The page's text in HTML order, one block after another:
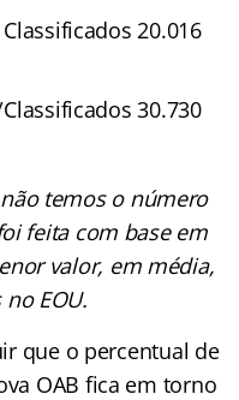
20.016
30.730
temos o número
feita com base em
valor, em média,
EOU.
que o percentual de
OAB fica em torno